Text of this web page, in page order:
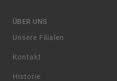
ÜBER UNS
Unsere Filialen
Kontakt
Historie